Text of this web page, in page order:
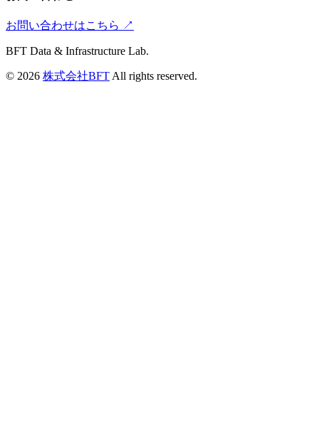
お問い合わせはこちら ↗
BFT Data & Infrastructure Lab.
© 2026 株式会社BFT All rights reserved.